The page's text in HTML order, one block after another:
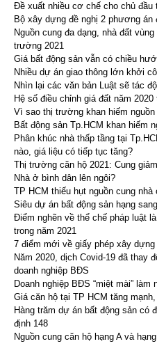
Đề xuất nhiều cơ chế cho chủ
Bộ xây dựng đề nghị 2 phương án
Nguồn cung đa dạng, nhà đất
trường 2021
Giá bất động sản vẫn có chiều
Nhiều dự án giao thông lớn khởi
Nhìn lại các văn bản Luật sẽ tác
Hệ số điều chỉnh giá đất năm 2020
Vì sao thị trường khan hiếm
Bất động sản Tp.HCM khan hiếm
Phân khúc nhà thấp tầng tại
nào, giá liệu có tiếp tục tăng?
Thị trường căn hộ 2021: Cung
Nhà ở bình dân lên ngôi?
TP HCM thiếu hụt nguồn cung nhà
Siêu dự án bất động sản hạng
Điểm nghẽn về thể chế pháp luật
trong năm 2021
7 điểm mới về giấy phép xây
Năm 2020, dịch Covid-19 đã thay
doanh nghiệp BĐS
Doanh nghiệp BĐS “miệt mài”
Giá căn hộ tại TP HCM tăng
Hàng trăm dự án bất động sản
định 148
Nguồn cung căn hộ hạng A và